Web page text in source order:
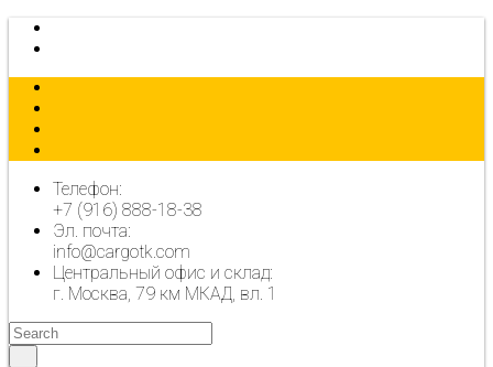
Телефон:
+7 (916) 888-18-38
Эл. почта:
info@cargotk.com
Центральный офис и склад:
г. Москва, 79 км МКАД, вл. 1